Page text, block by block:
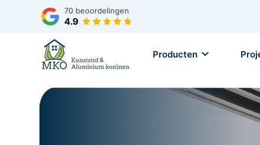
70beoordelingen
4.9
Producten